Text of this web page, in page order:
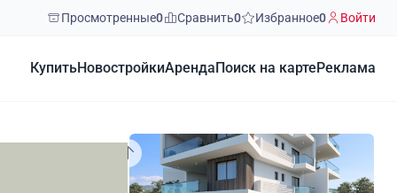
Просмотренные0 Сравнить0 Избранное0 Войти
КупитьНовостройкиАренда Поиск на карте Реклама